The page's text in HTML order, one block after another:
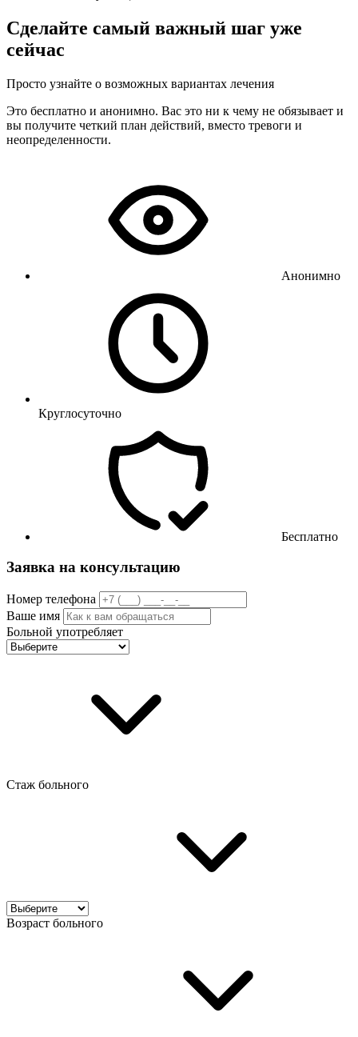
Сделайте самый важный шаг уже
сейчас
Просто узнайте о возможных вариантах лечения
Это бесплатно и анонимно. Вас это ни к чему не обязывает и
вы получите четкий план действий, вместо тревоги и
неопределенности.
Анонимно
Круглосуточно
Бесплатно
Заявка на консультацию
Номер телефона
Ваше имя
Больной употребляет
Стаж больного
Возраст больного